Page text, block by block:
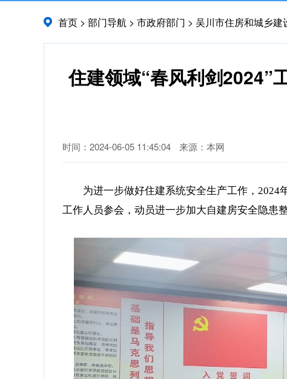
首页 > 部门导航 > 市政府部门 > 吴川市住房和城乡建
住建领域“春风利剑
时间：2024-06-05 11:45:04 来源：本网
为进一步做好住建系统安全生产工作，
工作人员参会，动员进一步加大自建房安全隐患